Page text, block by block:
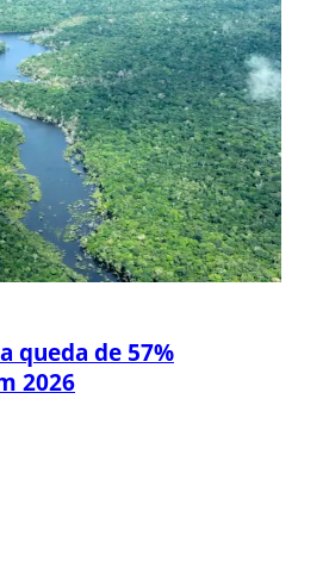
queda de 57%
2026